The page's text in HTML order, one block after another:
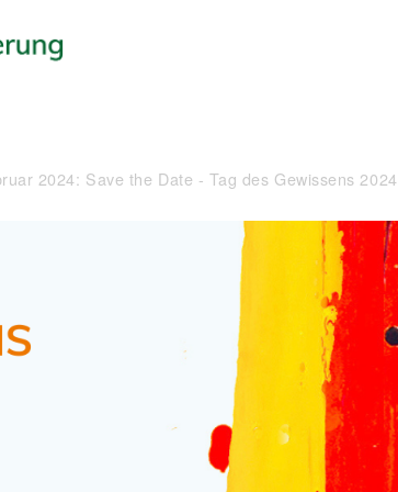
2024: Save the Date - Tag des Gewissens 2024